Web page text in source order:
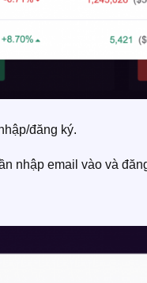
đăng ký.
nhập email vào và